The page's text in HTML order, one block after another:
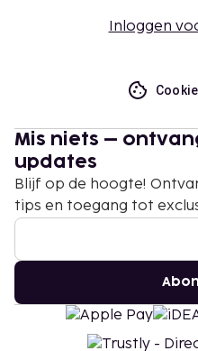
Inloggen
Mis niets –
updates
Blijf op de hoogte!
tips en toegang tot